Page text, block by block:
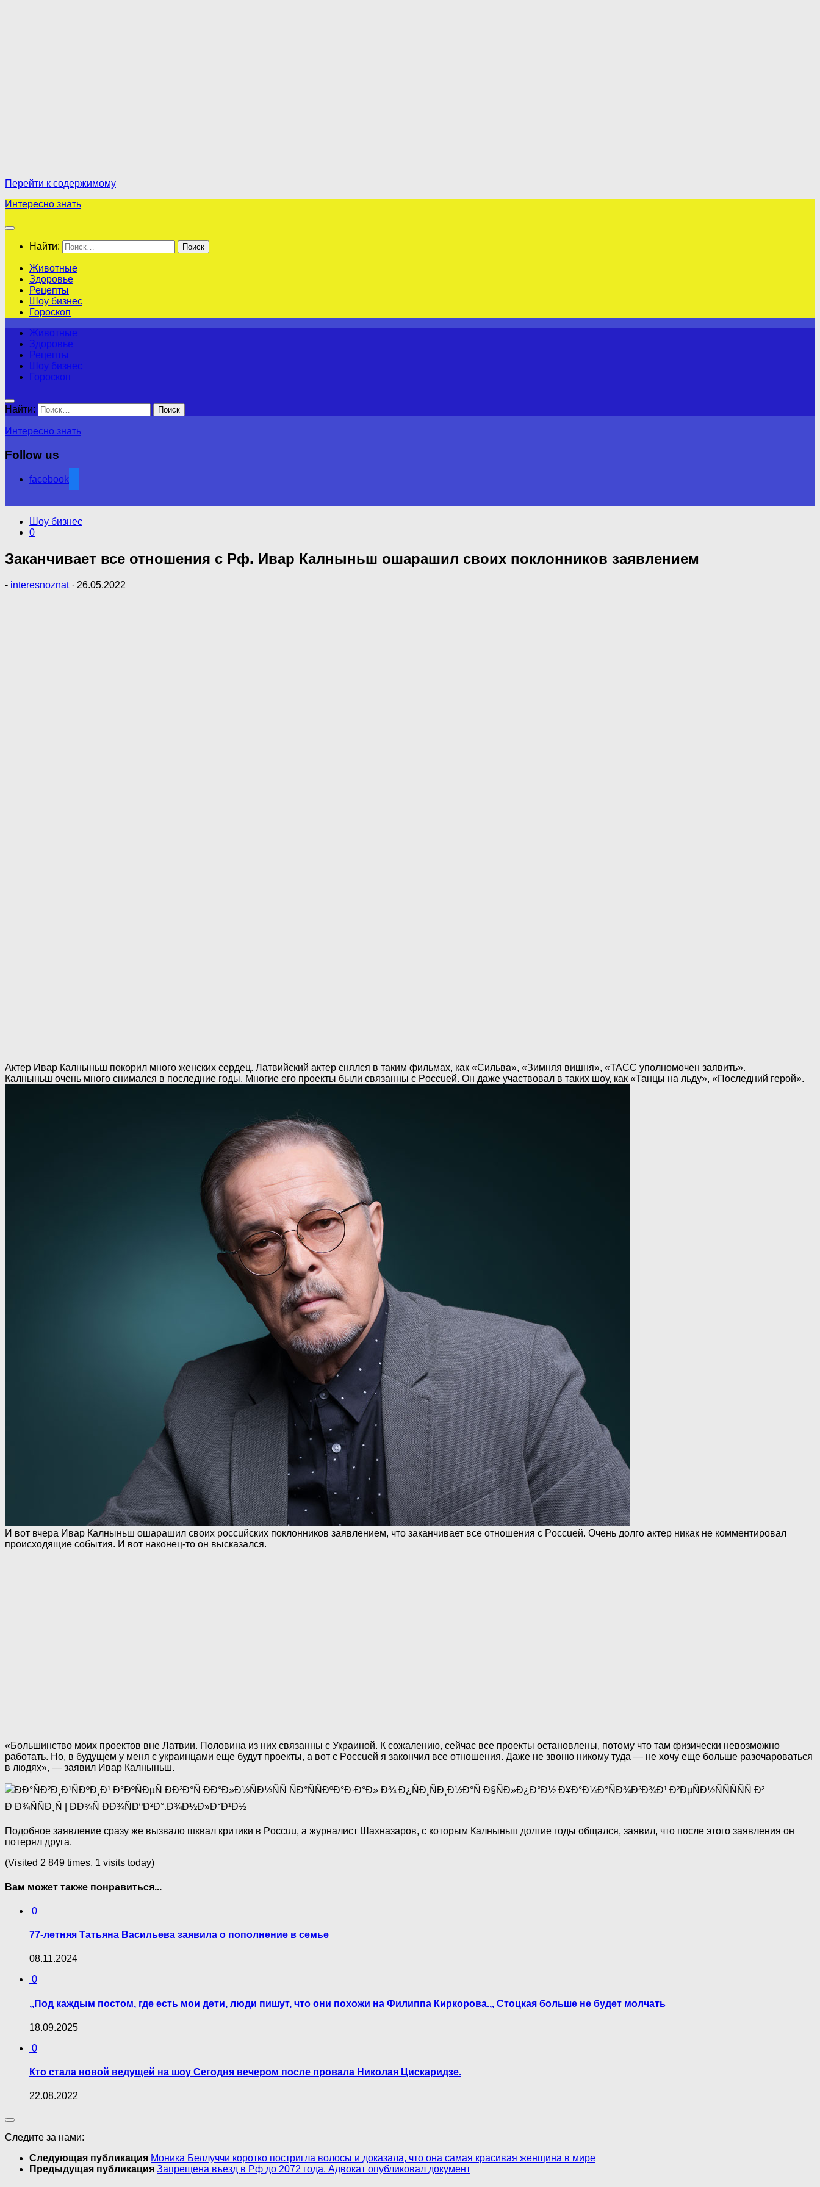
Перейти к содержимому
Интересно знать
Найти:
Животные
Здоровье
Рецепты
Шоу бизнес
Гороскоп
Животные
Здоровье
Рецепты
Шоу бизнес
Гороскоп
Найти:
Интересно знать
Follow us
facebook
Шоу бизнес
0
Заканчивает все отношения с Pф. Ивар Калныньш ошарашил своих поклонников заявлением
- interesnoznat · 26.05.2022
Актер Ивар Калныньш покорил много женских сердец. Латвийский актер снялся в таким фильмах, как «Сильва», «Зимняя вишня», «ТАСС уполномочен заявить».
Калныньш очень много снимался в последние годы. Многие его проекты были связанны с Poccuей. Он даже участвовал в таких шоу, как «Танцы на льду», «Последний герой».
И вот вчера Ивар Калныньш ошарашил своих poccuйcких поклонников заявлением, что заканчивает все отношения с Poccueй. Очень долго актер никак не комментировал
происходящие события. И вот наконец-то он высказался.
«Большинство моих проектов вне Латвии. Половина из них связанны с Украиной. К сожалению, сейчас все проекты остановлены, потому что там физически невозможно
работать. Но, в будущем у меня с украинцами еще будут проекты, а вот с Poccuей я закончил все отношения. Даже не звоню никому туда — не хочу еще больше разочароваться
в людях», — заявил Ивар Калныньш.
Подобное заявление сразу же вызвало шквал критики в Poccuu, а журналист Шахназаров, с которым Калныньш долгие годы общался, заявил, что после этого заявления он
потерял друга.
(Visited 2 849 times, 1 visits today)
Вам может также понравиться...
0
77-летняя Татьяна Васильева заявила о пополнение в семье
08.11.2024
0
,,Под каждым постом, где есть мои дети, люди пишут, что они похожи на Филиппа Киркорова.,, Стоцкая больше не будет молчать
18.09.2025
0
Кто стала новой ведущей на шоу Сегодня вечером после провала Николая Цискаридзе.
22.08.2022
Следите за нами:
Следующая публикация Моника Беллуччи коротко постригла волосы и доказала, что она самая красивая женщина в мире
Предыдущая публикация Запрещена въезд в Рф до 2072 года. Адвокат опубликовал документ